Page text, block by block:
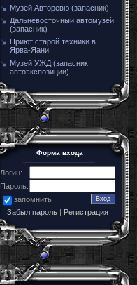
Музей Авторевю (запасник)
Дальневосточный автомузей
(запасник)
Приют старой техники в
Ярва-Яани
Музей УЖД (запасник
автоэкспозиции)
Форма входа
Логин:
Пароль:
запомнить
Забыл пароль | Регистрация